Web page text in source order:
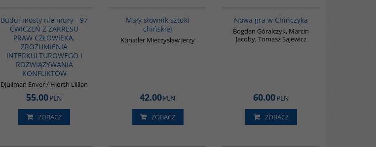
Buduj mosty nie mury - 97
ĆWICZEŃ Z ZAKRESU
PRAW CZŁOWIEKA,
ZROZUMIENIA
INTERKULTUROWEGO I
ROZWIĄZYWANIA
KONFLIKTÓW
Djuliman Enver / Hjorth Lillian
55.00PLN
ZOBACZ
Mały słownik sztuki
chińskiej
Künstler Mieczysław Jerzy
42.00PLN
ZOBACZ
Nowa gra w Chińczyka
Bogdan Góralczyk, Marcin
Jacoby, Tomasz Sajewicz
60.00PLN
ZOBACZ